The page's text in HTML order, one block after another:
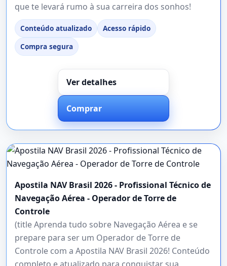
que te levará rumo à sua carreira dos sonhos!
Conteúdo atualizado
Acesso rápido
Compra segura
Ver detalhes
Comprar
Apostila NAV Brasil 2026 - Profissional Técnico de
Navegação Aérea - Operador de Torre de
Controle
(title Aprenda tudo sobre Navegação Aérea e se
prepare para ser um Operador de Torre de
Controle com a Apostila NAV Brasil 2026! Conteúdo